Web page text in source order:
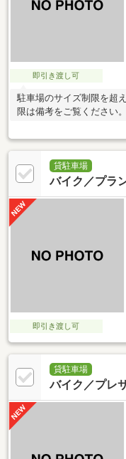
即引き渡し可
駐車場のサイズ制限を超
限は備考をご覧ください。
貸駐車場
バイク／プラ
即引き渡し可
貸駐車場
バイク／プレ